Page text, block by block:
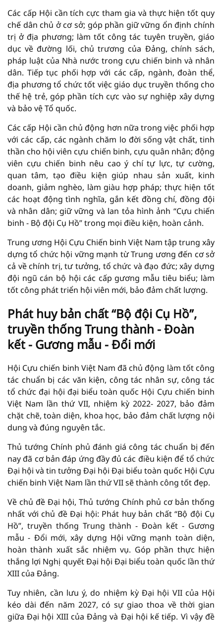
Các cấp Hội cần tích cực tham gia và thực hiện tốt quy
chế dân chủ ở cơ sở; góp phần giữ vững ổn định chính
trị ở địa phương; làm tốt công tác tuyên truyền, giáo
dục về đường lối, chủ trương của Đảng, chính sách,
pháp luật của Nhà nước trong cựu chiến binh và nhân
dân. Tiếp tục phối hợp với các cấp, ngành, đoàn thể,
địa phương tổ chức tốt việc giáo dục truyền thống cho
thế hệ trẻ, góp phần tích cực vào sự nghiệp xây dựng
và bảo vệ Tổ quốc.
Các cấp Hội cần chủ động hơn nữa trong việc phối hợp
với các cấp, các ngành chăm lo đời sống vật chất, tinh
thần cho hội viên cựu chiến binh, cựu quân nhân; động
viên cựu chiến binh nêu cao ý chí tự lực, tự cường,
quan tâm, tạo điều kiện giúp nhau sản xuất, kinh
doanh, giảm nghèo, làm giàu hợp pháp; thực hiện tốt
các hoạt động tình nghĩa, gắn kết đồng chí, đồng đội
và nhân dân; giữ vững và lan tỏa hình ảnh “Cựu chiến
binh - Bộ đội Cụ Hồ” trong mọi điều kiện, hoàn cảnh.
Trung ương Hội Cựu Chiến binh Việt Nam tập trung xây
dựng tổ chức hội vững mạnh từ Trung ương đến cơ sở
cả về chính trị, tư tưởng, tổ chức và đạo đức; xây dựng
đội ngũ cán bộ hội các cấp gương mẫu tiêu biểu; làm
tốt công phát triển hội viên mới, bảo đảm chất lượng.
Phát huy bản chất “Bộ đội Cụ Hồ”,
truyền thống Trung thành - Đoàn
kết - Gương mẫu - Đổi mới
Hội Cựu chiến binh Việt Nam đã chủ động làm tốt công
tác chuẩn bị các văn kiện, công tác nhân sự, công tác
tổ chức đại hội đại biểu toàn quốc Hội Cựu chiến binh
Việt Nam lần thứ VII, nhiệm kỳ 2022- 2027, bảo đảm
chặt chẽ, toàn diện, khoa học, bảo đảm chất lượng nội
dung và đúng nguyên tắc.
Thủ tướng Chính phủ đánh giá công tác chuẩn bị đến
nay đã cơ bản đáp ứng đầy đủ các điều kiện để tổ chức
Đại hội và tin tưởng Đại hội Đại biểu toàn quốc Hội Cựu
chiến binh Việt Nam lần thứ VII sẽ thành công tốt đẹp.
Về chủ đề Đại hội, Thủ tướng Chính phủ cơ bản thống
nhất với chủ đề Đại hội: Phát huy bản chất “Bộ đội Cụ
Hồ”, truyền thống Trung thành - Đoàn kết - Gương
mẫu - Đổi mới, xây dựng Hội vững mạnh toàn diện,
hoàn thành xuất sắc nhiệm vụ. Góp phần thực hiện
thắng lợi Nghị quyết Đại hội Đại biểu toàn quốc lần thứ
XIII của Đảng.
Tuy nhiên, cần lưu ý, do nhiệm kỳ Đại hội VII của Hội
kéo dài đến năm 2027, có sự giao thoa về thời gian
giữa Đại hội XIII của Đảng và Đại hội kế tiếp. Vì vậy đề